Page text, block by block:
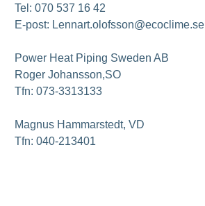
Tel: 070 537 16 42
E-post: Lennart.olofsson@ecoclime.se
Power Heat Piping Sweden AB
Roger Johansson,SO
Tfn: 073-3313133
Magnus Hammarstedt, VD
Tfn: 040-213401